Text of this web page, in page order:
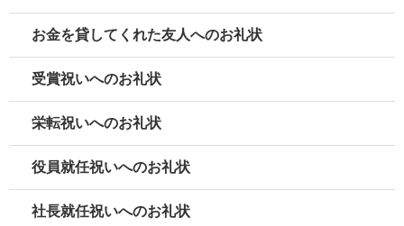
お金を貸してくれた友人へのお礼状
受賞祝いへのお礼状
栄転祝いへのお礼状
役員就任祝いへのお礼状
社長就任祝いへのお礼状